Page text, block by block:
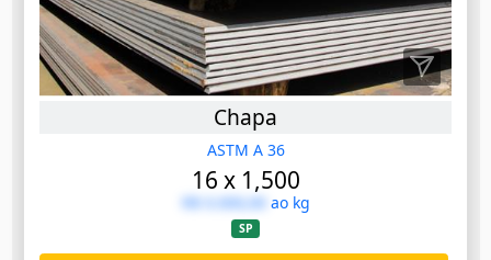
Chapa
ASTM A 36
16 x 1,500
R$ 0.000,00 ao kg
SP